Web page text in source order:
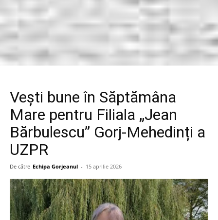
Vești bune în Săptămâna
Mare pentru Filiala „Jean
Bărbulescu” Gorj-Mehedinți a
UZPR
De către Echipa Gorjeanul - 15 aprilie 2026